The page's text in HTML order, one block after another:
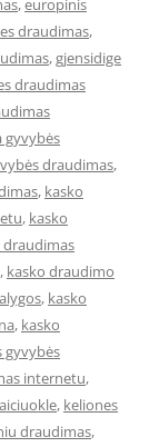
,europinis
draudimas,
,gjensidige
draudimas
gyvybės
draudimas,
, kasko
, kasko
draudimas
, kasko draudimo
, kasko
, kasko
gyvybės
internetu,
, keliones
draudimas,